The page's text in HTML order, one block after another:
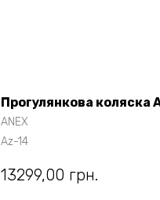
Прогулянкова коляска
ANEX
Az-14
13299,00 грн.